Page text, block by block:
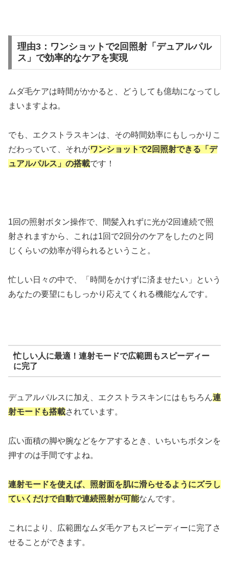
理由3：ワンショットで2回照射「デュアルパル
ス」で効率的なケアを実現
ムダ毛ケアは時間がかかると、どうしても億劫になってし
まいますよね。
でも、エクストラスキンは、その時間効率にもしっかりこ
だわっていて、それがワンショットで2回照射できる「デ
ュアルパルス」の搭載です！
1回の照射ボタン操作で、間髪入れずに光が2回連続で照
射されますから、これは1回で2回分のケアをしたのと同
じくらいの効率が得られるということ。
忙しい日々の中で、「時間をかけずに済ませたい」という
あなたの要望にもしっかり応えてくれる機能なんです。
忙しい人に最適！連射モードで広範囲もスピーディー
に完了
デュアルパルスに加え、エクストラスキンにはもちろん連
射モードも搭載されています。
広い面積の脚や腕などをケアするとき、いちいちボタンを
押すのは手間ですよね。
連射モードを使えば、照射面を肌に滑らせるようにズラし
ていくだけで自動で連続照射が可能なんです。
これにより、広範囲なムダ毛ケアもスピーディーに完了さ
せることができます。